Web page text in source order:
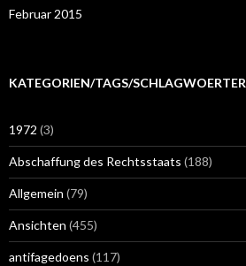
Februar 2015
KATEGORIEN/TAGS/SCHLAGWOERTER
1972 (3)
Abschaffung des Rechtsstaats (188)
Allgemein (79)
Ansichten (455)
antifagedoens (117)